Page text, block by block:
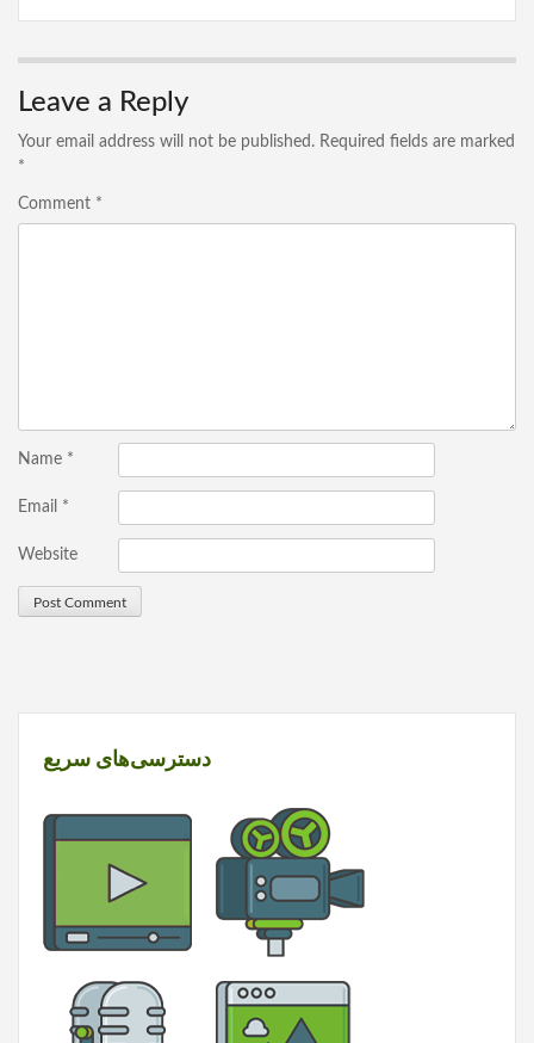
Leave a Reply
Your email address will not be published. Required fields are marked
*
Comment *
Name *
Email *
Website
دسترسی‌های سریع